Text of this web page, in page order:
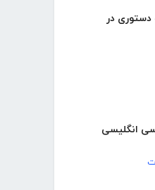
دستوری در
انگلیسی